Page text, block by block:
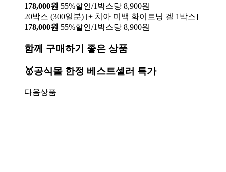
178,000원 55%할인/1박스당 8,900원
20박스 (300일분) [+ 치아 미백 화이트닝 겔 1박스]
178,000원 55%할인/1박스당 8,900원
함께 구매하기 좋은 상품
🥇공식몰 한정 베스트셀러 특가
다음상품